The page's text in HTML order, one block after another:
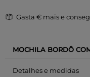
Gasta € mais e
MOCHILA BORDÔ
Detalhes e medidas